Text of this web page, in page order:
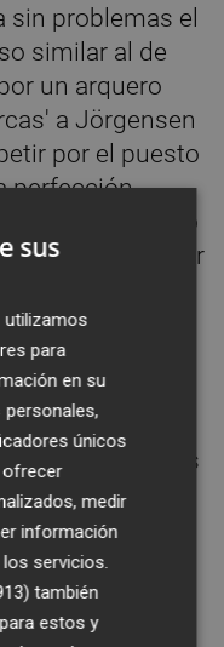
sin problemas el
similar al de
un arquero
a Jörgensen
por el puesto
perfección
y llega avalado
conjunto del sur
la
goleado
en la que ha
en 40 partidos
con el
puertas de un
LaLiga EA
por
sus
para
en su
únicos
ofrecer
medir
información
servicios.
también
estos y